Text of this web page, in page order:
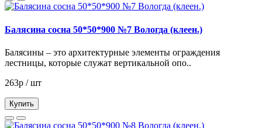
Балясина сосна 50*50*900 №7 Вологда (клеен.)
Балясины – это архитектурные элементы ограждения
лестницы, которые служат вертикальной опо..
263р / шт
Купить